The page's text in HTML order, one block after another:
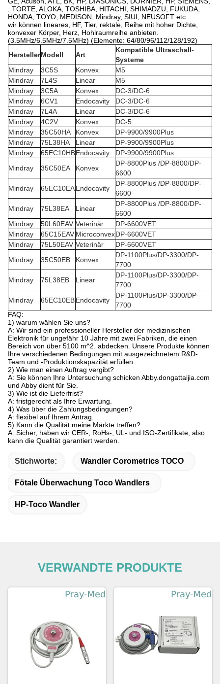
, TORTE, ALOKA, TOSHIBA, HITACHI, SHIMADZU, FUKUDA,
HONDA, TOYO, MEDISON, Mindray, SIUI, NEUSOFT etc.
wir können lineares, HF, Tier, rektale, Reihe mit hoher Dichte,
konvexer Körper, Herz, Hohlraumreihe anbieten.
(3.5MHz/6.5MHz/7.5MHz) (Elemente: 64/80/96/112/128/192)
HerstellerModell Art
Kompatible Ultraschall-
Systeme
Mindray
3C5S Konvex
M5
Mindray
7L4S Linear
M5
Mindray
3C5A Konvex
DC-3/DC-6
Mindray
6CV1 Endocavity
DC-3/DC-6
Mindray
7L4A Linear
DC-3/DC-6
Mindray
4C2V Konvex
DC-5
Mindray
35C50HA Konvex
DP-9900/9900Plus
Mindray
75L38HA Linear
DP-9900/9900Plus
Mindray
65EC10HBEndocavity
DP-9900/9900Plus
Mindray
35C50EA Konvex
DP-8800Plus /DP-8800/DP-
6600
Mindray
65EC10EAEndocavity
DP-8800Plus /DP-8800/DP-
6600
Mindray
75L38EA Linear
DP-8800Plus /DP-8800/DP-
6600
Mindray
50L60EAV Veterinär
DP-6600VET
Mindray
65C15EAV MicroconvexDP-6600VET
Mindray
75L50EAV Veterinär
DP-6600VET
Mindray
35C50EB Konvex
DP-1100Plus/DP-3300/DP-
7700
Mindray
75L38EB Linear
DP-1100Plus/DP-3300/DP-
7700
Mindray
65EC10EBEndocavity
DP-1100Plus/DP-3300/DP-
7700
FAQ:
1) warum wählen Sie uns?
A: Wir sind ein professioneller Hersteller der medizinischen
Elektronik für ungefähr 10 Jahre mit zwei Fabriken, die einen
Bereich von über 5100 m^2. abdecken. Unsere Produkte können
Ihre verschiedenen Bedingungen mit ausgezeichnetem R&D-
Team und -Produktionskapazität erfüllen.
2) Wie man einen Auftrag vergibt?
A: Sie können Ihre Untersuchung schicken Abby.dongattaijia.com
und Abby dient für Sie.
3) Wie ist die Lieferfrist?
A: fristgerecht als Ihre Erwartung.
4) Was über die Zahlungsbedingungen?
A: flexibel auf Ihrem Antrag.
5) Kann die Qualität meine Märkte treffen?
A: Sicher, haben wir CER-, RoHs-, UL- und ISO-Zertifikate, also
kann die Qualität garantiert werden.
Stichworte: Wandler Corometrics TOCO
Fötale Überwachung Toco Wandlers
HP-Toco Wandler
VERWANDTE PRODUKTE